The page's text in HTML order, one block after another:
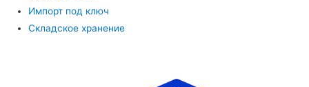
Импорт под ключ
Складское хранение